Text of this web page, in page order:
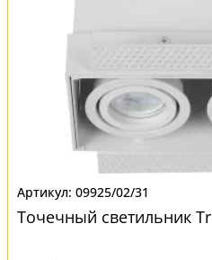
09925/02/31
Точечный светильник